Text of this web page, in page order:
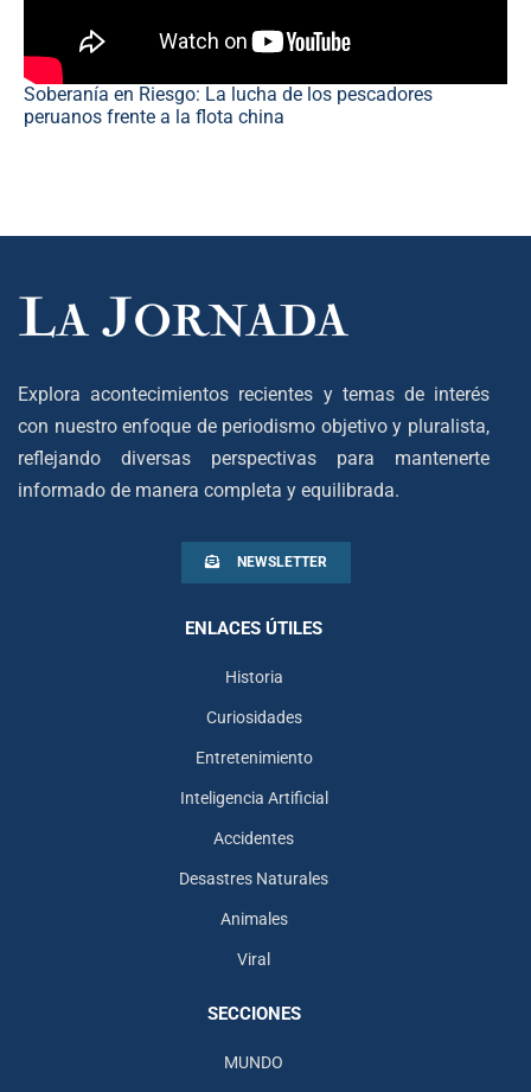
Soberanía en Riesgo: La lucha de los pescadores
peruanos frente a la flota china
Explora acontecimientos recientes y temas de interés
con nuestro enfoque de periodismo objetivo y pluralista,
reflejando diversas perspectivas para mantenerte
informado de manera completa y equilibrada.
NEWSLETTER
ENLACES ÚTILES
Historia
Curiosidades
Entretenimiento
Inteligencia Artificial
Accidentes
Desastres Naturales
Animales
Viral
SECCIONES
MUNDO